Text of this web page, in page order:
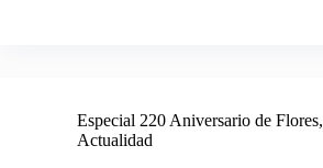
Especial 220 Aniversario de Flores,
Actualidad